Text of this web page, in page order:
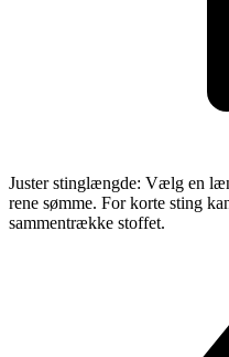
Juster stinglængde: Vælg en
rene sømme. For korte sting
sammentrække stoffet.